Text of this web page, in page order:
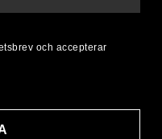
och accepterar